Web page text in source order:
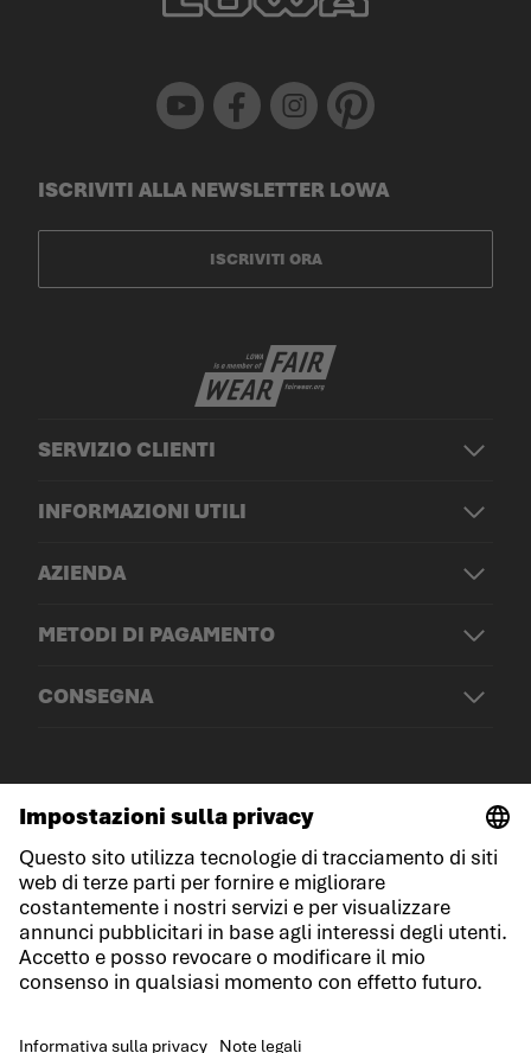
Youtube Facebook Instagram Pinterest
SERVIZIO CLIENTI
INFORMAZIONI UTILI
AZIENDA
METODI DI PAGAMENTO
CONSEGNA
ISCRIVITI ALLA NEWSLETTER LOWA
ISCRIVITI ORA
© LOWA Sportschuhe GmbH
Note legali
Protezione dei dati
Cookies